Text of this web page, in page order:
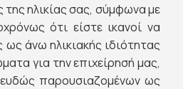
της ηλικίας σας, σύμφωνα με
ότι είστε ικανοί να
άνω ηλικιακής ιδιότητας
για την επιχείρησή μας,
παρουσιαζομένων ως